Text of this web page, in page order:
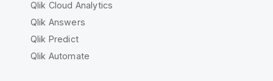
Qlik Cloud Analytics
Qlik Answers
Qlik Predict
Qlik Automate